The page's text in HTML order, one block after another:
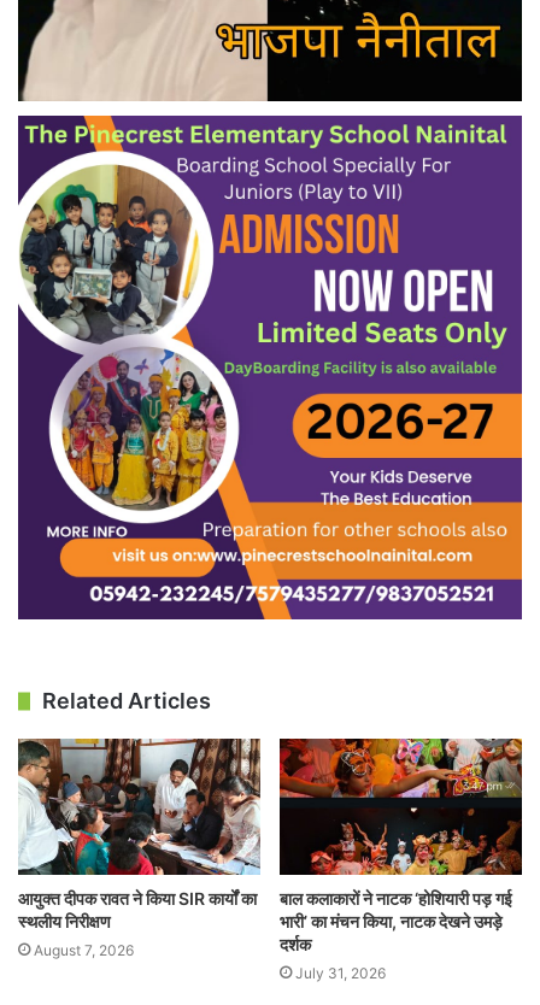
Related Articles
आयुक्त दीपक रावत ने किया SIR कार्यों का
स्थलीय निरीक्षण
August 7, 2026
बाल कलाकारों ने नाटक ‘होशियारी पड़ गई
भारी’ का मंचन किया, नाटक देखने उमड़े
दर्शक
July 31, 2026